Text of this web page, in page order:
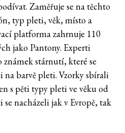
Zaměřuje se na těchto
typ pleti, věk, místo a
platforma zahrnuje 110
jako Pantony. Experti
stárnutí, které se
na barvě pleti. Vzorky sbírali
s pěti typy pleti ve věku od
nacházeli jak v Evropě, tak